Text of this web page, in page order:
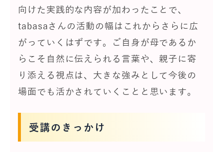
向けた実践的な内容が加わったことで、
tabasaさんの活動の幅はこれからさらに広
がっていくはずです。ご自身が母であるか
らこそ自然に伝えられる言葉や、親子に寄
り添える視点は、大きな強みとして今後の
場面でも活かされていくことと思います。
受講のきっかけ